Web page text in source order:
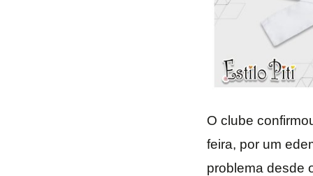
O clube
feira, por um
problema desde